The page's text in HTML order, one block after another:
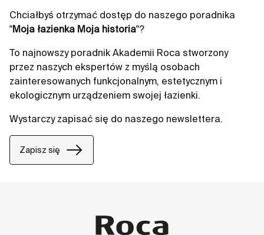
Chciałbyś otrzymać dostęp do naszego poradnika
"Moja łazienka Moja historia"?
To najnowszy poradnik Akademii Roca stworzony
przez naszych ekspertów z myślą osobach
zainteresowanych funkcjonalnym, estetycznym i
ekologicznym urządzeniem swojej łazienki.
Wystarczy zapisać się do naszego newslettera.
Zapisz się